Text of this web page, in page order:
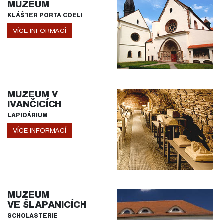
MUZEUM
KLÁŠTER PORTA COELI
VÍCE INFORMACÍ
MUZEUM V
IVANČICÍCH
LAPIDÁRIUM
VÍCE INFORMACÍ
MUZEUM
VE ŠLAPANICÍCH
SCHOLASTERIE